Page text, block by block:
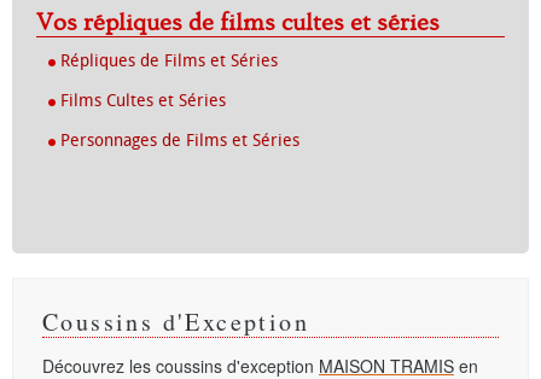
Vos répliques de films cultes et séries
Répliques de Films et Séries
Films Cultes et Séries
Personnages de Films et Séries
Coussins d'Exception
Découvrez les coussins d'exception MAISON TRAMIS en